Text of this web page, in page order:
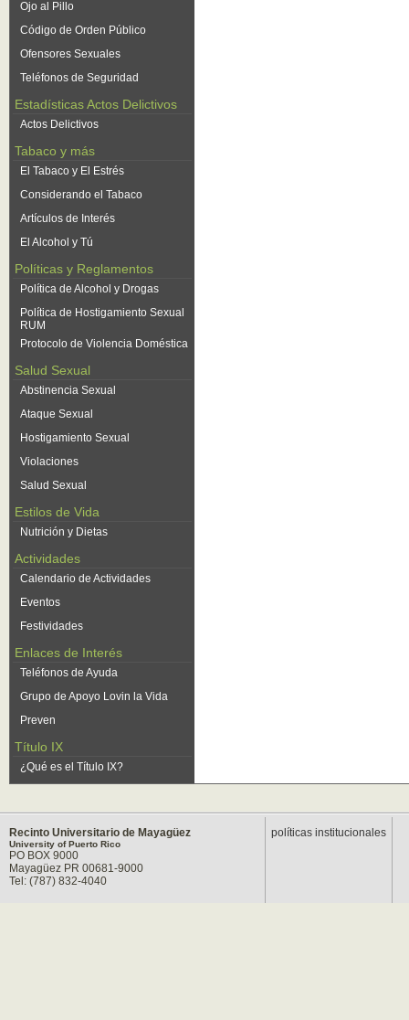
Ojo al Pillo
Código de Orden Público
Ofensores Sexuales
Teléfonos de Seguridad
Estadísticas Actos Delictivos
Actos Delictivos
Tabaco y más
El Tabaco y El Estrés
Considerando el Tabaco
Artículos de Interés
El Alcohol y Tú
Políticas y Reglamentos
Política de Alcohol y Drogas
Política de Hostigamiento Sexual
RUM
Protocolo de Violencia Doméstica
Salud Sexual
Abstinencia Sexual
Ataque Sexual
Hostigamiento Sexual
Violaciones
Salud Sexual
Estilos de Vida
Nutrición y Dietas
Actividades
Calendario de Actividades
Eventos
Festividades
Enlaces de Interés
Teléfonos de Ayuda
Grupo de Apoyo Lovin la Vida
Preven
Título IX
¿Qué es el Título IX?
Recinto Universitario de Mayagüez
University of Puerto Rico
PO BOX 9000
Mayagüez PR 00681-9000
Tel: (787) 832-4040
políticas institucionales